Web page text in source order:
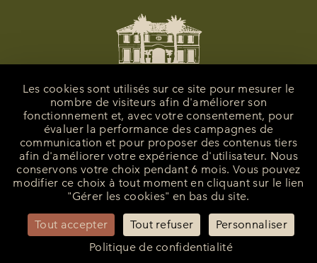
La Bastide de Saint-Tropez
25 Route des Carles
+33 (0)4 94 55 82 55
reception@bastidesaint-tropez.com
Les cookies sont utilisés sur ce site pour mesurer le
nombre de visiteurs afin d'améliorer son
fonctionnement et, avec votre consentement, pour
évaluer la performance des campagnes de
communication et pour proposer des contenus tiers
afin d'améliorer votre expérience d'utilisateur. Nous
conservons votre choix pendant 6 mois. Vous pouvez
modifier ce choix à tout moment en cliquant sur le lien
"Gérer les cookies" en bas du site.
Tout accepter Tout refuser
Personnaliser
Politique de confidentialité